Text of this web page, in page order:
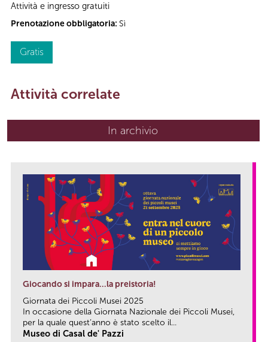
Attività e ingresso gratuiti
Prenotazione obbligatoria: Sì
Gratis
Attività correlate
In archivio
Giocando si impara…la preistoria!
Giornata dei Piccoli Musei 2025
In occasione della Giornata Nazionale dei Piccoli Musei,
per la quale quest’anno è stato scelto il...
Museo di Casal de' Pazzi